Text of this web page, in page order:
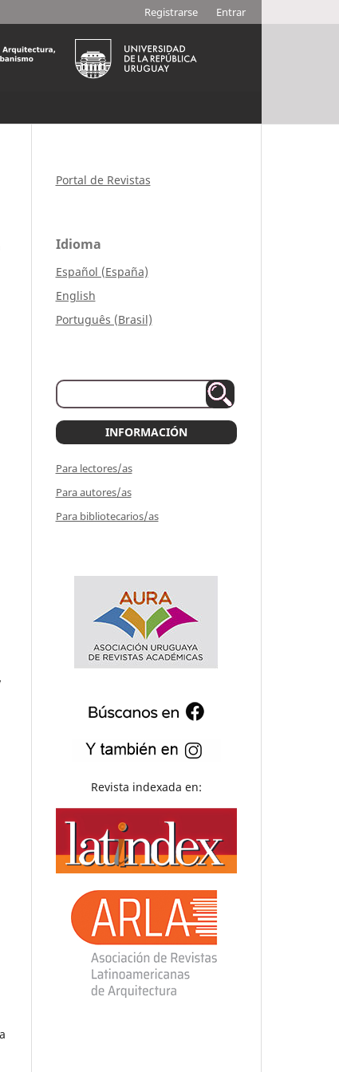
Registrarse Entrar
Portal de Revistas
Idioma
Español (España)
English
Português (Brasil)
INFORMACIÓN
Para lectores/as
Para autores/as
Para bibliotecarios/as
Revista indexada en: